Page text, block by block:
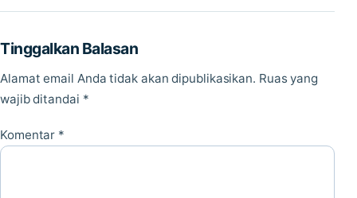
Tinggalkan Balasan
Alamat email Anda tidak akan dipublikasikan. Ruas yang
wajib ditandai *
Komentar *